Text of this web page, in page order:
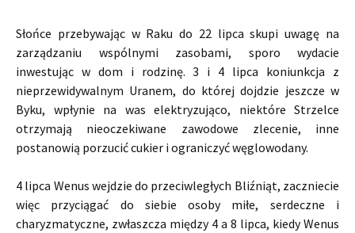
Słońce przebywając w Raku do 22 lipca skupi uwagę na
zarządzaniu wspólnymi zasobami, sporo wydacie
inwestując w dom i rodzinę. 3 i 4 lipca koniunkcja z
nieprzewidywalnym Uranem, do której dojdzie jeszcze w
Byku, wpłynie na was elektryzująco, niektóre Strzelce
otrzymają nieoczekiwane zawodowe zlecenie, inne
postanowią porzucić cukier i ograniczyć węglowodany.
4 lipca Wenus wejdzie do przeciwległych Bliźniąt, zaczniecie
więc przyciągać do siebie osoby miłe, serdeczne i
charyzmatyczne, zwłaszcza między 4 a 8 lipca, kiedy Wenus